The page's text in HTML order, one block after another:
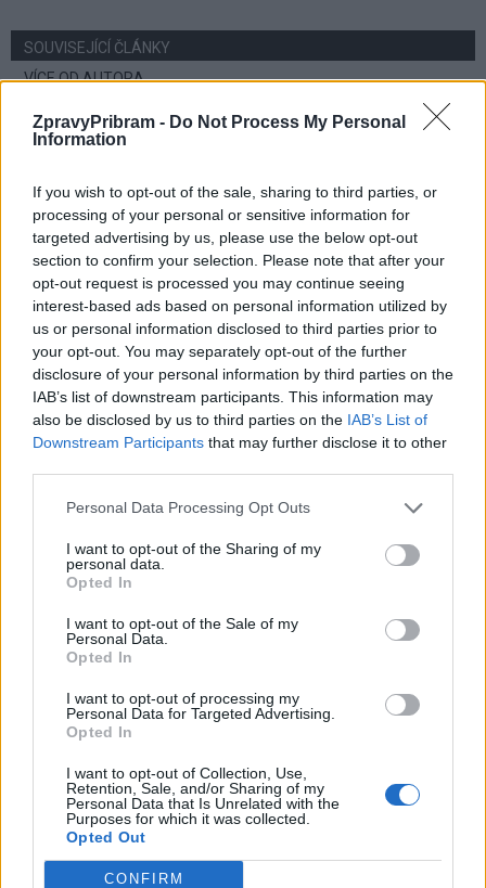
ZpravyPribram - Do Not Process My Personal
Information
If you wish to opt-out of the sale, sharing to third parties, or
processing of your personal or sensitive information for
targeted advertising by us, please use the below opt-out
section to confirm your selection. Please note that after your
opt-out request is processed you may continue seeing
interest-based ads based on personal information utilized by
us or personal information disclosed to third parties prior to
your opt-out. You may separately opt-out of the further
disclosure of your personal information by third parties on the
IAB’s list of downstream participants. This information may
also be disclosed by us to third parties on the IAB’s List of
Downstream Participants that may further disclose it to other
Personal Data Processing Opt Outs
I want to opt-out of the Sharing of my
personal data.
Opted In
I want to opt-out of the Sale of my
Personal Data.
Opted In
I want to opt-out of processing my
Personal Data for Targeted Advertising.
Opted In
I want to opt-out of Collection, Use,
Retention, Sale, and/or Sharing of my
Personal Data that Is Unrelated with the
Purposes for which it was collected.
Opted Out
CONFIRM
SOUVISEJÍCÍ ČLÁNKY
VÍCE OD AUTORA
Zpravodajství
Většina koupališť na Příbramsku nabízí
Živohošti
Zpravodajství
Příbram modernizuje parkovací automaty.
Přibudou i tři nové poblíž Svaté Hory
Zpravodajství
Středočeský kraj upravil pravidla soutěže.
Obce nově získají body i za předcházení
vzniku odpadu
NOVINKY